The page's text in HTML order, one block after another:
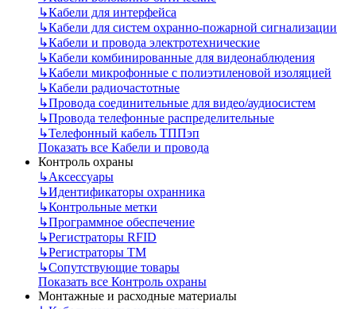
↳Кабели для интерфейса
↳Кабели для систем охранно-пожарной сигнализации
↳Кабели и провода электротехнические
↳Кабели комбинированные для видеонаблюдения
↳Кабели микрофонные с полиэтиленовой изоляцией
↳Кабели радиочастотные
↳Провода соединительные для видео/аудиосистем
↳Провода телефонные распределительные
↳Телефонный кабель ТППэп
Показать все Кабели и провода
Контроль охраны
↳Аксессуары
↳Идентификаторы охранника
↳Контрольные метки
↳Программное обеспечение
↳Регистраторы RFID
↳Регистраторы ТМ
↳Сопутствующие товары
Показать все Контроль охраны
Монтажные и расходные материалы